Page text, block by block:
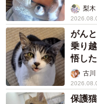
梨木
がん
乗り
悟し
古川
保護